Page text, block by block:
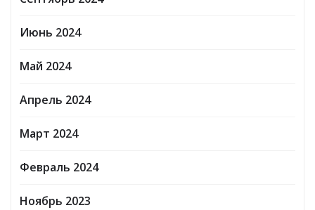
Июнь 2024
Май 2024
Апрель 2024
Март 2024
Февраль 2024
Ноябрь 2023